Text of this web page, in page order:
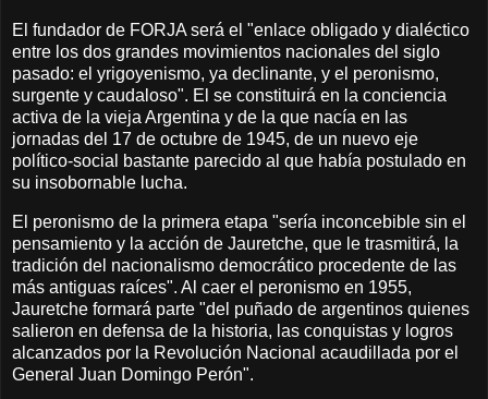
El fundador de FORJA será el "enlace obligado y dialéctico
entre los dos grandes movimientos nacionales del siglo
pasado: el yrigoyenismo, ya declinante, y el peronismo,
surgente y caudaloso". El se constituirá en la conciencia
activa de la vieja Argentina y de la que nacía en las
jornadas del 17 de octubre de 1945, de un nuevo eje
político-social bastante parecido al que había postulado en
su insobornable lucha.
El peronismo de la primera etapa "sería inconcebible sin el
pensamiento y la acción de Jauretche, que le trasmitirá, la
tradición del nacionalismo democrático procedente de las
más antiguas raíces". Al caer el peronismo en 1955,
Jauretche formará parte "del puñado de argentinos quienes
salieron en defensa de la historia, las conquistas y logros
alcanzados por la Revolución Nacional acaudillada por el
General Juan Domingo Perón".